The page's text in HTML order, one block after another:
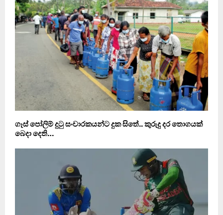
ගෑස් පෝලිම් දුටු සංචාරකයන්ට දුක සිතේ.. කුරුදු දර තොගයක්
බෙදා දෙති…